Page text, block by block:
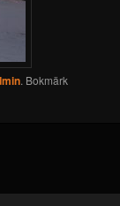
. Bokmärk